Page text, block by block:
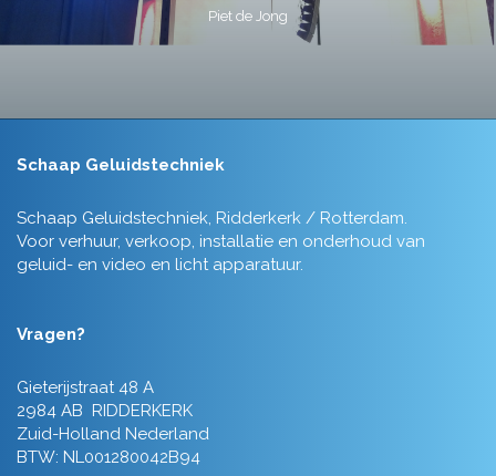
Piet de Jong
Schaap Geluidstechniek
Schaap Geluidstechniek, Ridderkerk / Rotterdam.
Voor verhuur, verkoop, installatie en onderhoud van
geluid- en video en licht apparatuur.
Vragen?
Gieterijstraat 48 A
2984 AB RIDDERKERK
Zuid-Holland Nederland
BTW: NL001280042B94